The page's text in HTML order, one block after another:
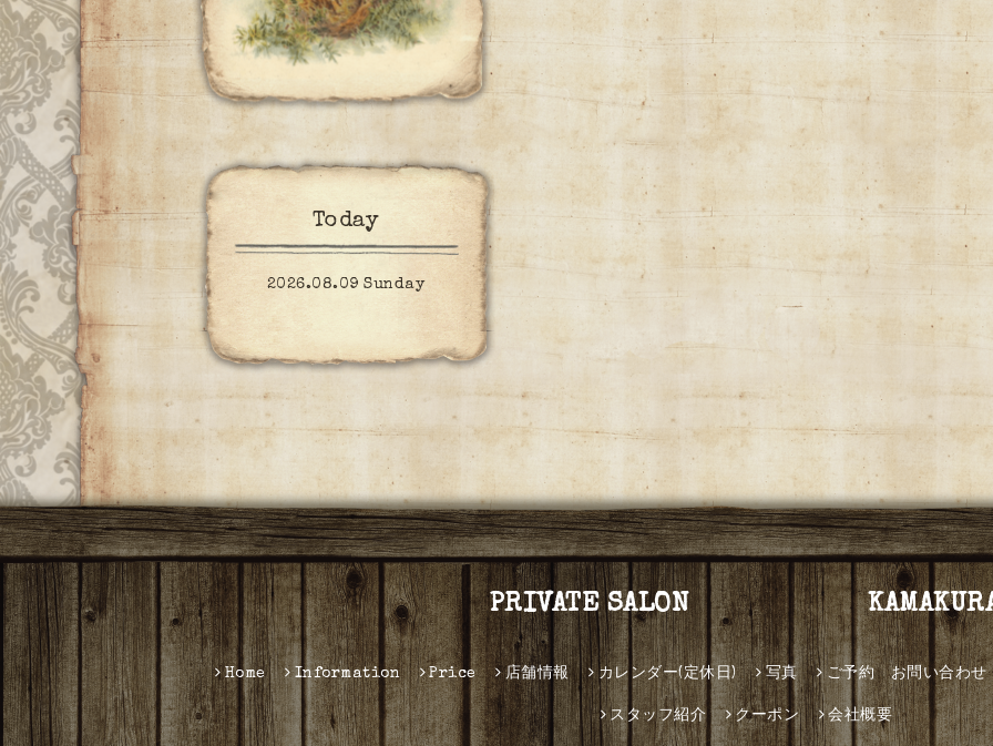
Today
2026.08.09 Sunday
PRIVATE SALON
Home Information Price 店舗情報 カレンダー(定休日) 写真 ご予約 お問い合わせ
スタッフ紹介 クーポン 会社概要